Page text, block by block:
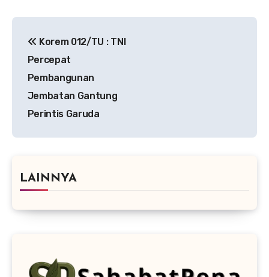
pos
Korem 012/TU : TNI
Percepat
Pembangunan
Jembatan Gantung
Perintis Garuda
LAINNYA